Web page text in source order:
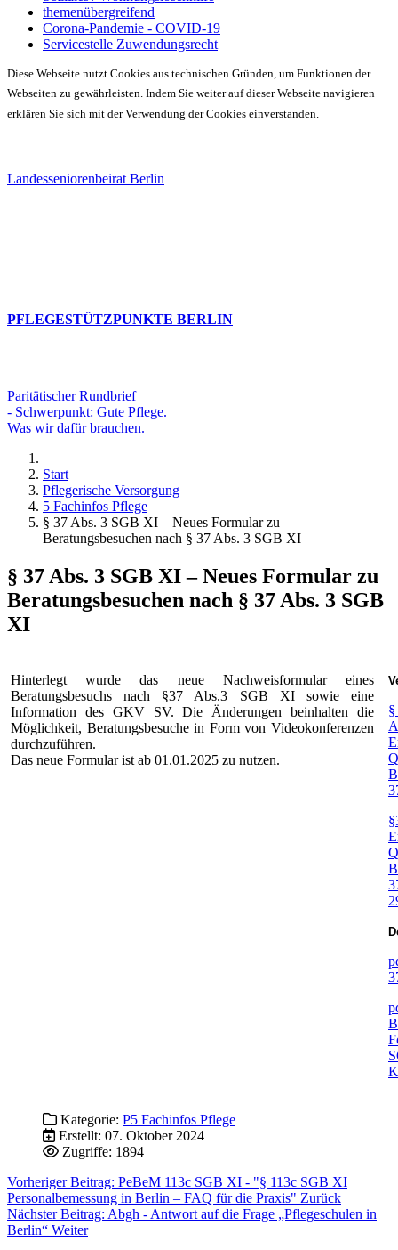
themenübergreifend
Corona-Pandemie - COVID-19
Servicestelle Zuwendungsrecht
Diese Webseite nutzt Cookies aus technischen Gründen, um Funktionen der
Webseiten zu gewährleisten. Indem Sie weiter auf dieser Webseite navigieren
erklären Sie sich mit der Verwendung der Cookies einverstanden.
Landesseniorenbeirat Berlin
PFLEGESTÜTZPUNKTE BERLIN
Paritätischer Rundbrief
- Schwerpunkt: Gute Pflege.
Was wir dafür brauchen.
Start
Pflegerische Versorgung
5 Fachinfos Pflege
§ 37 Abs. 3 SGB XI – Neues Formular zu
Beratungsbesuchen nach § 37 Abs. 3 SGB XI
§ 37 Abs. 3 SGB XI – Neues Formular zu
Beratungsbesuchen nach § 37 Abs. 3 SGB
XI
Hinterlegt wurde das neue Nachweisformular eines
Beratungsbesuchs nach §37 Abs.3 SGB XI sowie eine
Information des GKV SV. Die Änderungen beinhalten die
Möglichkeit, Beratungsbesuche in Form von Videokonferenzen
durchzuführen.
Das neue Formular ist ab 01.01.2025 zu nutzen.
Kategorie: P5 Fachinfos Pflege
Erstellt: 07. Oktober 2024
Zugriffe: 1894
Vorheriger Beitrag: PeBeM 113c SGB XI - "§ 113c SGB XI
Personalbemessung in Berlin – FAQ für die Praxis" Zurück
Nächster Beitrag: Abgh - Antwort auf die Frage „Pflegeschulen in
Berlin“ Weiter